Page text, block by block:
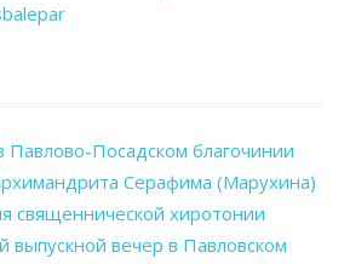
Павлово-Посадском благочинии
Серафима (Марухина)
священнической хиротонии
выпускной вечер в Павловском